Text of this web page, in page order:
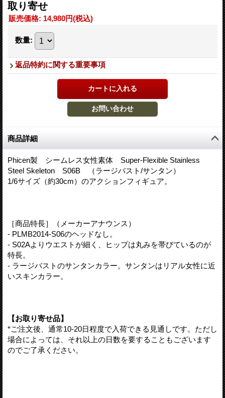
取り寄せ
販売価格: 14,980円(税込)
数量:
返品特約に関する重要事項
商品詳細
Phicen製 シームレス女性素体 Super-Flexible Stainless
Steel Skeleton S06B （ラージバスト/サンタン）
1/6サイズ（約30cm）のアクションフィギュア。
［商品特長］（メーカーアナウンス）
- PLMB2014-S06のヘッドなし。
- S02Aよりウエストが細く、ヒップは丸みを帯びているのが
特長。
- ラージバストのサンタンカラー。サンタンはリアル女性に近
いスキンカラー。
【お取り寄せ品】
*ご注文後、通常10-20日程度で入荷できる見通しです。ただし
場合によっては、それ以上の日数を要することもございます
のでご了承ください。